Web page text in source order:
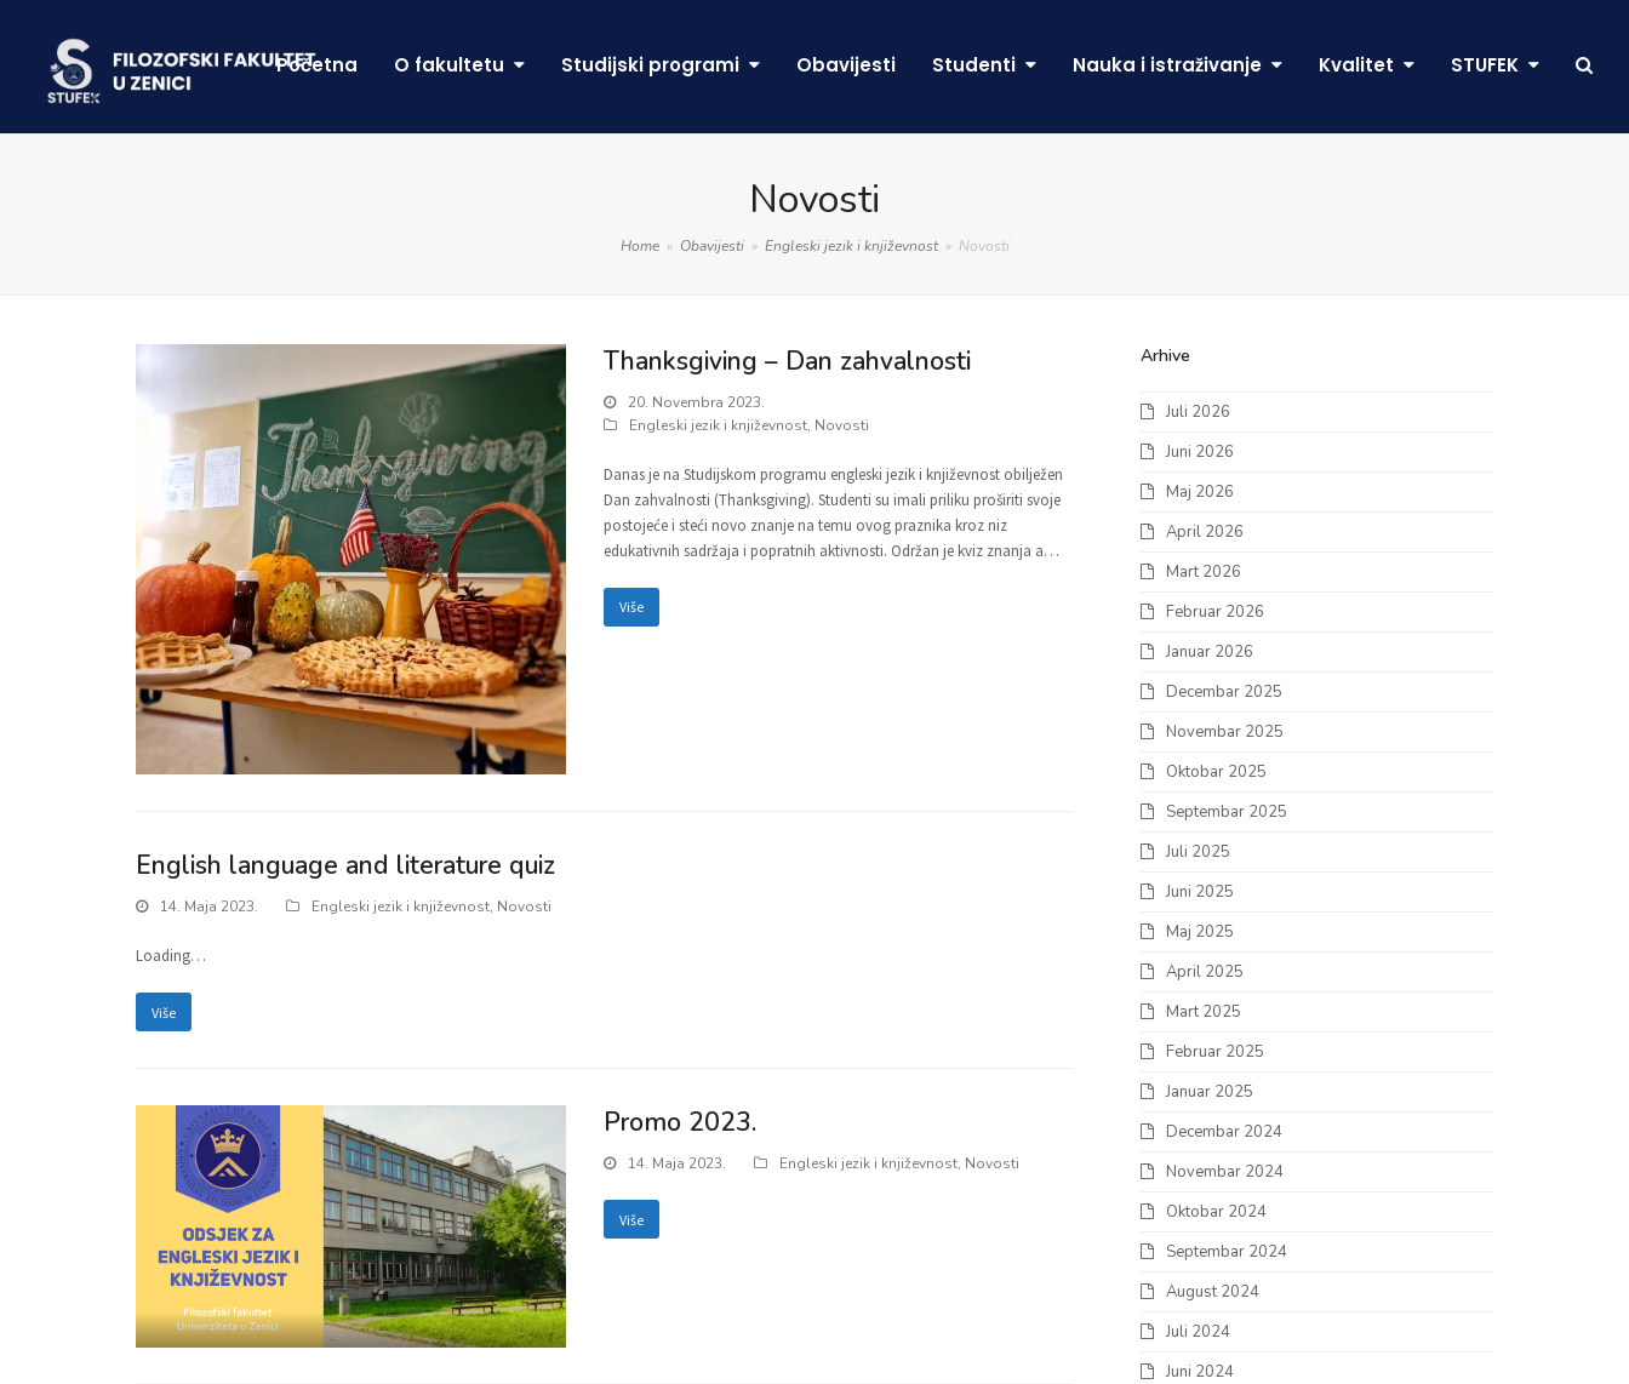
Početna O fakultetu Studijski programi Obavijesti Studenti Nauka i istraživanje Kvalitet STUFEK
Novosti
Home » Obavijesti » Engleski jezik i književnost » Novosti
Thanksgiving – Dan zahvalnosti
20. Novembra 2023.
Engleski jezik i književnost, Novosti
Danas je na Studijskom programu engleski jezik i književnost obilježen
Dan zahvalnosti (Thanksgiving). Studenti su imali priliku proširiti svoje
postojeće i steći novo znanje na temu ovog praznika kroz niz
edukativnih sadržaja i popratnih aktivnosti. Održan je kviz znanja a…
Više
English language and literature quiz
14. Maja 2023. Engleski jezik i književnost, Novosti
Loading…
Više
Promo 2023.
14. Maja 2023. Engleski jezik i književnost, Novosti
Više
Arhive
Juli 2026
Juni 2026
Maj 2026
April 2026
Mart 2026
Februar 2026
Januar 2026
Decembar 2025
Novembar 2025
Oktobar 2025
Septembar 2025
Juli 2025
Juni 2025
Maj 2025
April 2025
Mart 2025
Februar 2025
Januar 2025
Decembar 2024
Novembar 2024
Oktobar 2024
Septembar 2024
August 2024
Juli 2024
Juni 2024